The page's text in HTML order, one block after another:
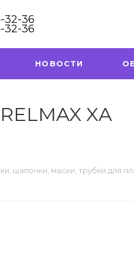
32-36
32-36
НОВОСТИ
XА
шапочки, маски, трубки для